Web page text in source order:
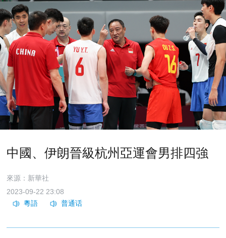
中國、伊朗晉級杭州亞運會男排四強
來源：新華社
2023-09-22 23:08